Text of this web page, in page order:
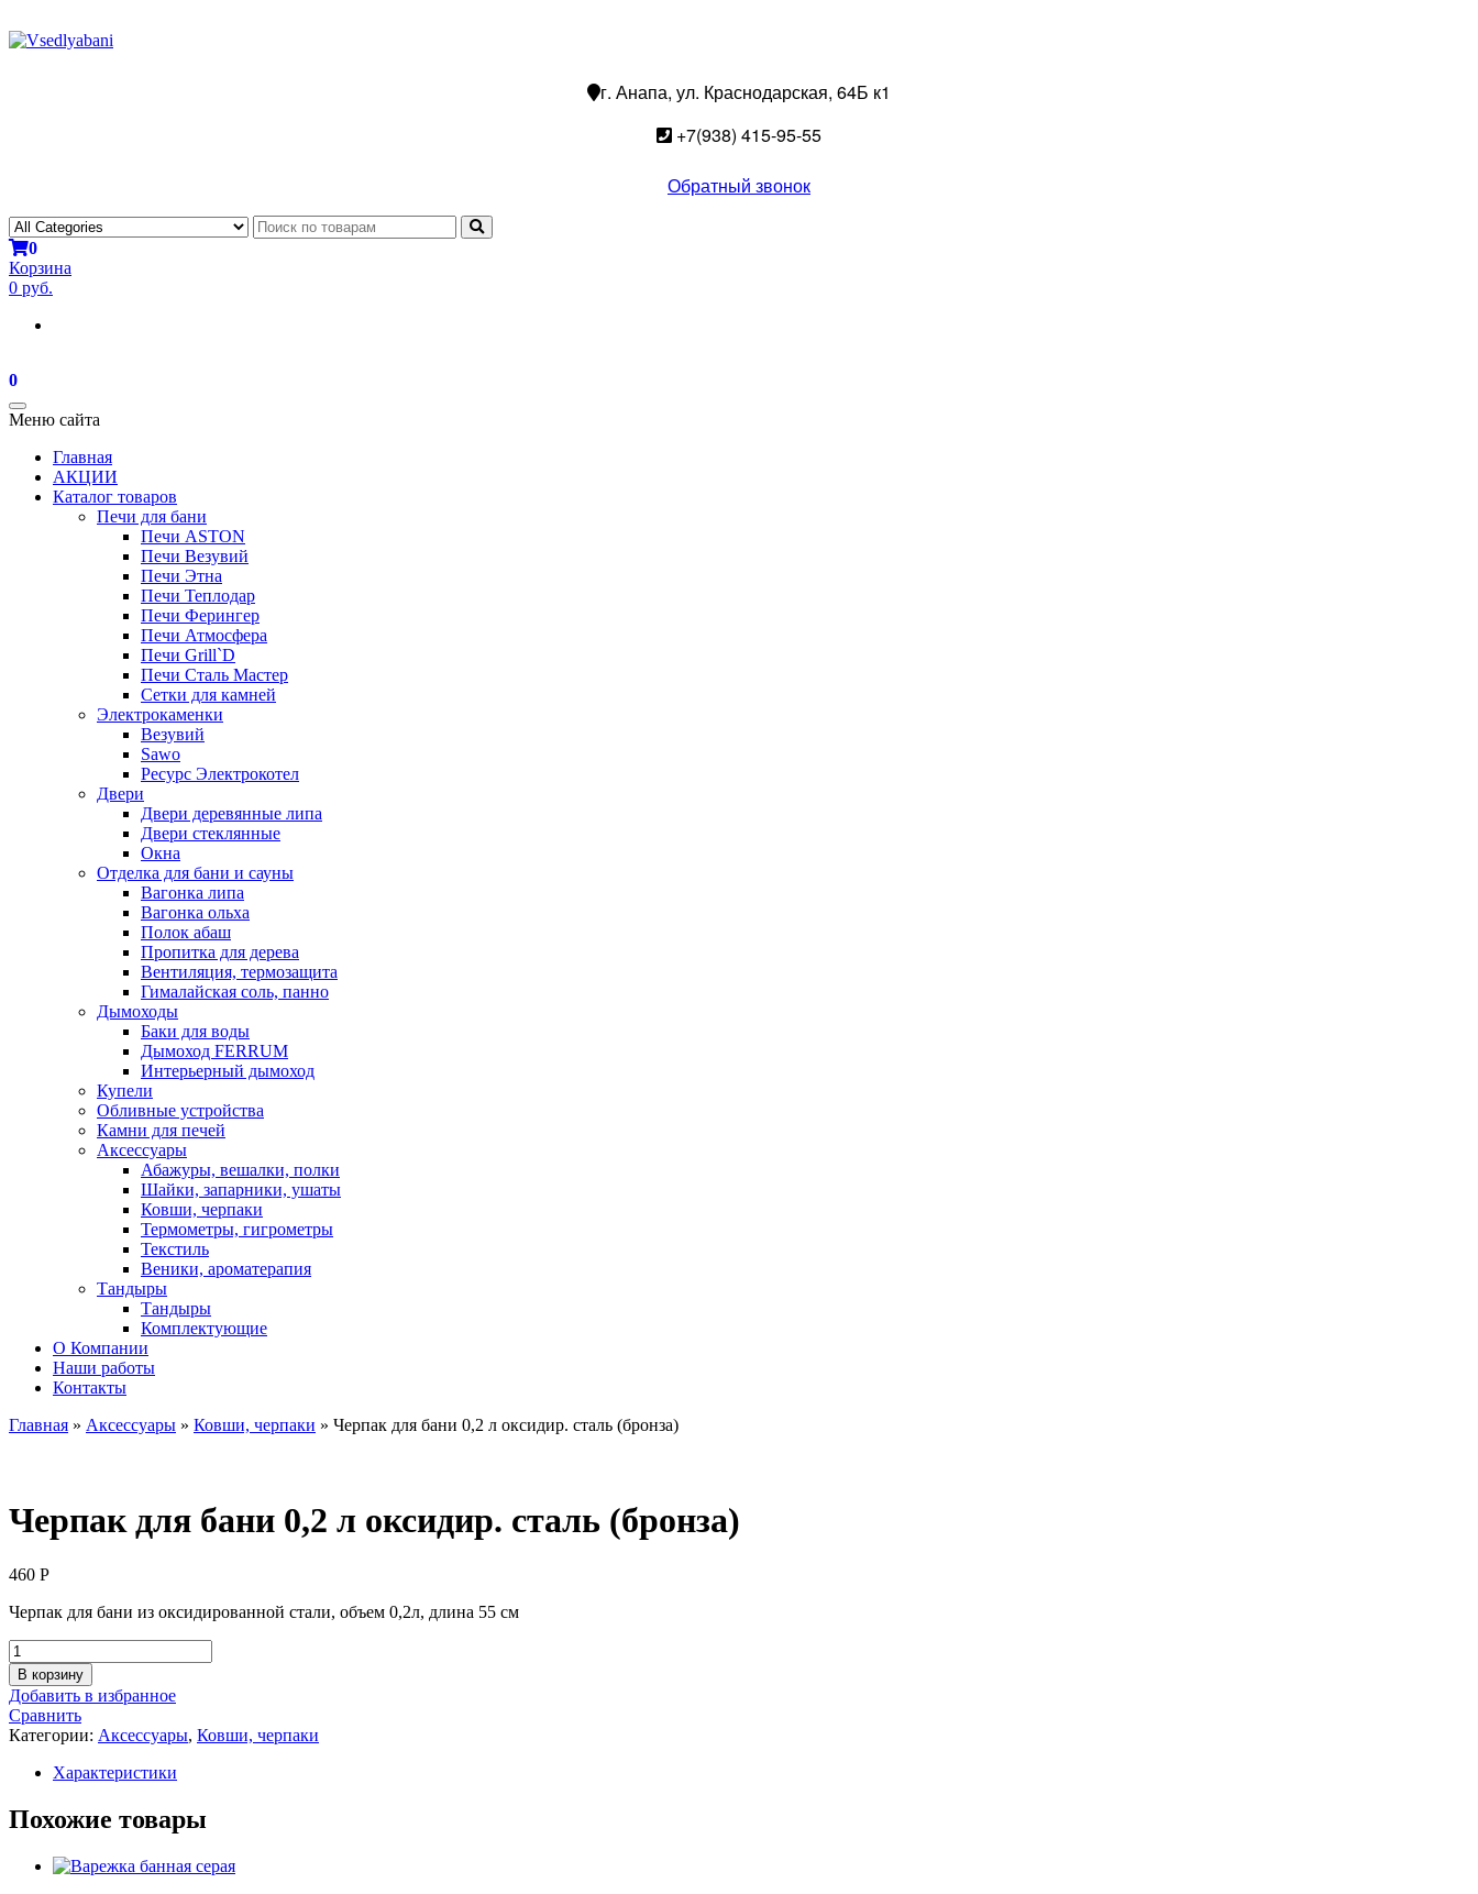
г. Анапа, ул. Краснодарская, 64Б к1
+7(938) 415-95-55
Обратный звонок
0
Корзина
0 руб.
0
Toggle
navigation
Меню сайта
Главная
АКЦИИ
Каталог товаров
Печи для бани
Печи ASTON
Печи Везувий
Печи Этна
Печи Теплодар
Печи Ферингер
Печи Атмосфера
Печи Grill`D
Печи Сталь Мастер
Сетки для камней
Электрокаменки
Везувий
Sawo
Ресурс Электрокотел
Двери
Двери деревянные липа
Двери стеклянные
Окна
Отделка для бани и сауны
Вагонка липа
Вагонка ольха
Полок абаш
Пропитка для дерева
Вентиляция, термозащита
Гималайская соль, панно
Дымоходы
Баки для воды
Дымоход FERRUM
Интерьерный дымоход
Купели
Обливные устройства
Камни для печей
Аксессуары
Абажуры, вешалки, полки
Шайки, запарники, ушаты
Ковши, черпаки
Термометры, гигрометры
Текстиль
Веники, ароматерапия
Тандыры
Тандыры
Комплектующие
О Компании
Наши работы
Контакты
Главная » Аксессуары » Ковши, черпаки » Черпак для бани 0,2 л оксидир. сталь (бронза)
Черпак для бани 0,2 л оксидир. сталь (бронза)
460 Р
Черпак для бани из оксидированной стали, объем 0,2л, длина 55 см
Количество
товара
Черпак
для
бани
0,2
оксидир.
сталь
(бронза)
В корзину
Добавить в избранное
Сравнить
Категории: Аксессуары, Ковши, черпаки
Характеристики
Похожие товары